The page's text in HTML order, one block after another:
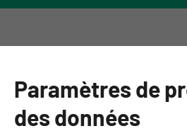
Informations
Paramètres de
des données